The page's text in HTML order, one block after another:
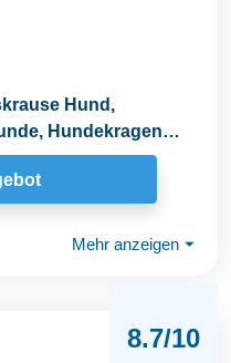
Hund,
Hundekragen
Mehr anzeigen ⏷
8.7/10